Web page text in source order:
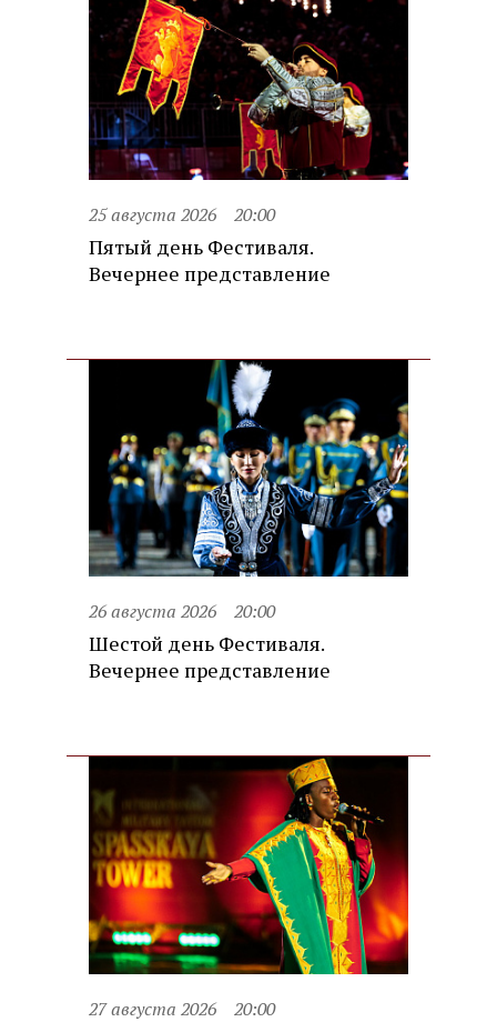
25 августа 2026 20:00
Пятый день Фестиваля.
Вечернее представление
26 августа 2026 20:00
Шестой день Фестиваля.
Вечернее представление
27 августа 2026 20:00